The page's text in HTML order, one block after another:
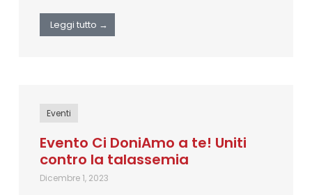
Leggi tutto →
Eventi
Evento Ci DoniAmo a te! Uniti
contro la talassemia
Dicembre 1, 2023